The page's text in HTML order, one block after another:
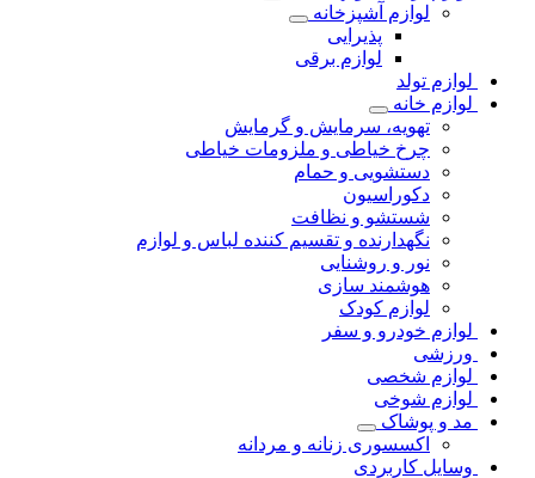
لوازم آشپزخانه
پذیرایی
لوازم برقی
لوازم تولد
لوازم خانه
تهویه، سرمایش و گرمایش
چرخ خیاطی و ملزومات خیاطی
دستشویی و حمام
دکوراسیون
شستشو و نظافت
نگهدارنده و تقسیم کننده لباس و لوازم
نور و روشنایی
هوشمند سازی
لوازم کودک
لوازم خودرو و سفر
ورزشی
لوازم شخصی
لوازم شوخی
مد و پوشاک
اکسسوری زنانه و مردانه
وسایل کاربردی